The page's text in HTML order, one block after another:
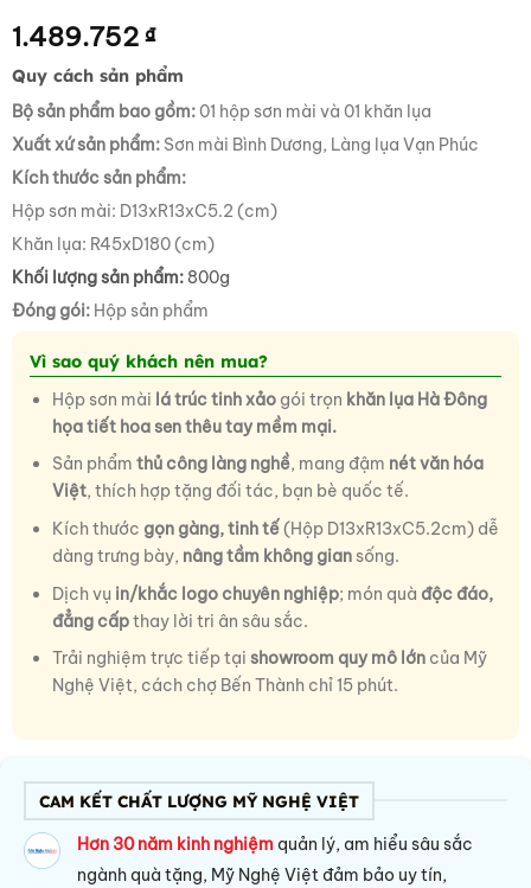
1.489.752 ₫
Quy cách sản phẩm
Bộ sản phẩm bao gồm:01 hộp sơn mài và 01 khăn lụa
Xuất xứ sản phẩm: Sơn mài Bình Dương, Làng lụa Vạn Phúc
Kích thước sản phẩm:
Hộp sơn mài: D13xR13xC5.2 (cm)
Khăn lụa: R45xD180 (cm)
Khối lượng sản phẩm: 800g
Đóng gói: Hộp sản phẩm
Vì sao quý khách nên mua?
Hộp sơn mài lá trúctinh xảogói trọn khăn lụa Hà Đông
họa tiết hoa sen thêu tay mềm mại.
Sản phẩm thủ công làng nghề, mang đậm nét văn hóa
Việt, thích hợp tặng đối tác, bạn bè quốc tế.
Kích thước gọn gàng, tinh tế(Hộp D13xR13xC5.2cm) dễ
dàng trưng bày, nâng tầm không giansống.
Dịch vụ in/khắc logo chuyên nghiệp; món quà độc đáo,
đẳng cấpthay lời tri ân sâu sắc.
Trải nghiệm trực tiếp tại showroom quy mô lớncủa Mỹ
Nghệ Việt, cách chợ Bến Thành chỉ 15 phút.
CAM KẾT CHẤT LƯỢNG MỸ NGHỆ VIỆT
Hơn 30 năm kinh nghiệm quản lý, am hiểu sâu sắc
ngành quà tặng, Mỹ Nghệ Việt đảm bảo uy tín,